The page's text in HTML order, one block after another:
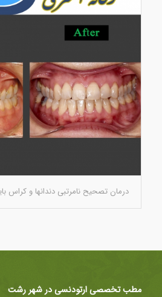
درمان تصحیح نامرتبی دندانها و کراس
مطب تخصصی ارتودنسی در شهر رشت